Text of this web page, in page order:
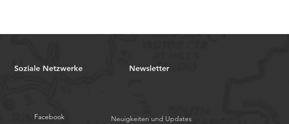
Soziale Netzwerke Newsletter
Facebook Neuigkeiten und Updates